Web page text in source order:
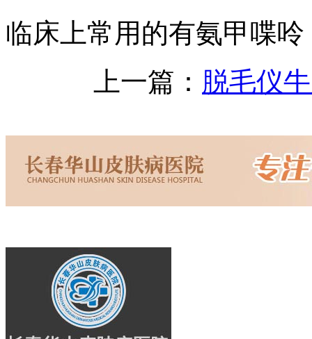
临床上常用的有氨甲喋呤
上一篇： 脱毛仪